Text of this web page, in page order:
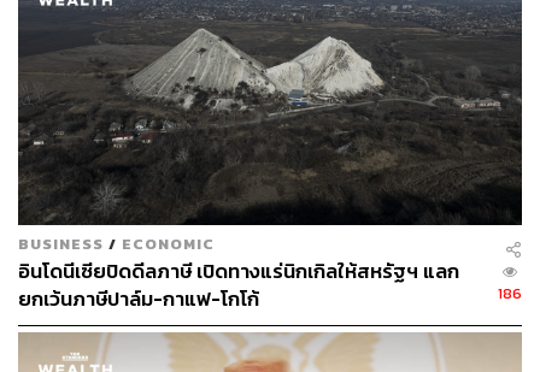
The taste
32Bar เสิร์ฟเครื่องดื่มช็อกโกแลตที่ใช้เมล็ดโกโก้ใน
ประเทศไทย โดยเจ้าของร้านเป็นคนเดินทางไปตามหาจาก
แหล่งต่างๆ ด้วยตัวเอง ก่อนนำมาเปลี่ยนเป็นช็อกโกแลตบาร์
BUSINESS / ECONOMIC
อินโดนีเซียปิดดีลภาษี เปิดทางแร่นิกเกิลให้สหรัฐฯ แลก
ยกเว้นภาษีปาล์ม-กาแฟ-โกโก้
186